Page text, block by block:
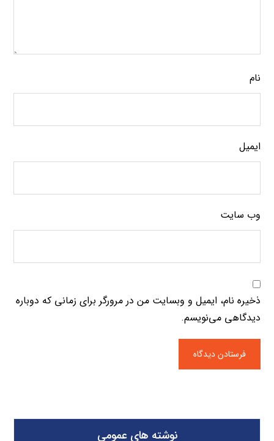
نام
ایمیل
وب‌ سایت
ذخیره نام، ایمیل و وبسایت من در مرورگر برای زمانی که دوباره
دیدگاهی می‌نویسم.
نوشته های عمومی